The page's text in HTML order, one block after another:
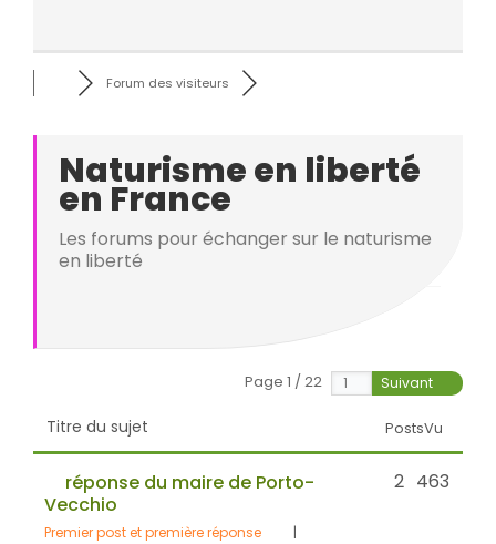
Forum des visiteurs
Naturisme en liberté
en France
Les forums pour échanger sur le naturisme
en liberté
Page 1 / 22 Suivant
Titre du sujet Vu
Posts
réponse du maire de Porto-
Vecchio
Premier post et première réponse
|
463
2